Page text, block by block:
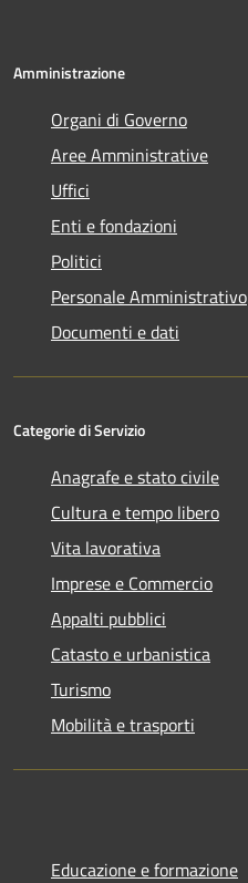
Amministrazione
Organi di Governo
Aree Amministrative
Uffici
Enti e fondazioni
Politici
Personale Amministrativo
Documenti e dati
Categorie di Servizio
Anagrafe e stato civile
Cultura e tempo libero
Vita lavorativa
Imprese e Commercio
Appalti pubblici
Catasto e urbanistica
Turismo
Mobilità e trasporti
Educazione e formazione